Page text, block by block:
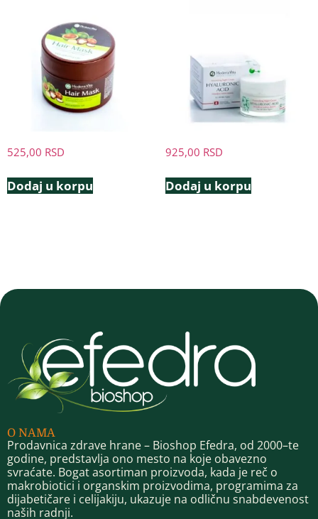
525,00 RSD
Dodaj u korpu
925,00 RSD
Dodaj u korpu
O NAMA
Prodavnica zdrave hrane – Bioshop Efedra, od 2000–te
godine, predstavlja ono mesto na koje obavezno
svraćate. Bogat asortiman proizvoda, kada je reč o
makrobiotici i organskim proizvodima, programima za
dijabetičare i celijakiju, ukazuje na odličnu snabdevenost
naših radnji.